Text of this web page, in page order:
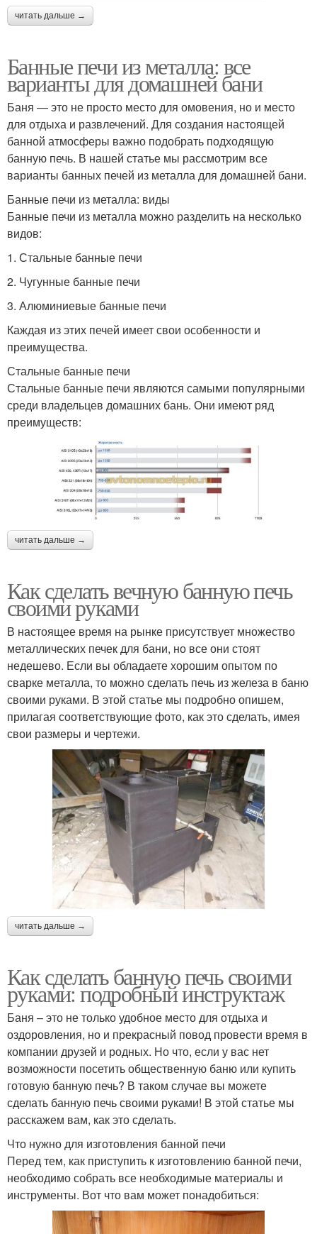
читать дальше →
Банные печи из металла: все
варианты для домашней бани
Баня — это не просто место для омовения, но и место
для отдыха и развлечений. Для создания настоящей
банной атмосферы важно подобрать подходящую
банную печь. В нашей статье мы рассмотрим все
варианты банных печей из металла для домашней бани.
Банные печи из металла: виды
Банные печи из металла можно разделить на несколько
видов:
1. Стальные банные печи
2. Чугунные банные печи
3. Алюминиевые банные печи
Каждая из этих печей имеет свои особенности и
преимущества.
Стальные банные печи
Стальные банные печи являются самыми популярными
среди владельцев домашних бань. Они имеют ряд
преимуществ:
читать дальше →
Как сделать вечную банную печь
своими руками
В настоящее время на рынке присутствует множество
металлических печек для бани, но все они стоят
недешево. Если вы обладаете хорошим опытом по
сварке металла, то можно сделать печь из железа в баню
своими руками. В этой статье мы подробно опишем,
прилагая соответствующие фото, как это сделать, имея
свои размеры и чертежи.
читать дальше →
Как сделать банную печь своими
руками: подробный инструктаж
Баня – это не только удобное место для отдыха и
оздоровления, но и прекрасный повод провести время в
компании друзей и родных. Но что, если у вас нет
возможности посетить общественную баню или купить
готовую банную печь? В таком случае вы можете
сделать банную печь своими руками! В этой статье мы
расскажем вам, как это сделать.
Что нужно для изготовления банной печи
Перед тем, как приступить к изготовлению банной печи,
необходимо собрать все необходимые материалы и
инструменты. Вот что вам может понадобиться: